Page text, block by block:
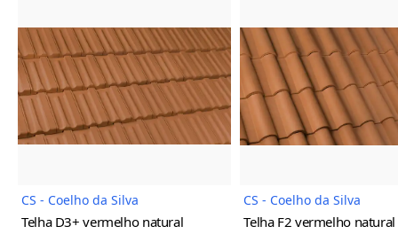
Imagem do Produto
CS - Coelho da Silva
Telha D3+ vermelho natural
CS - Coelho da Silva
Telha F2 vermelho natural